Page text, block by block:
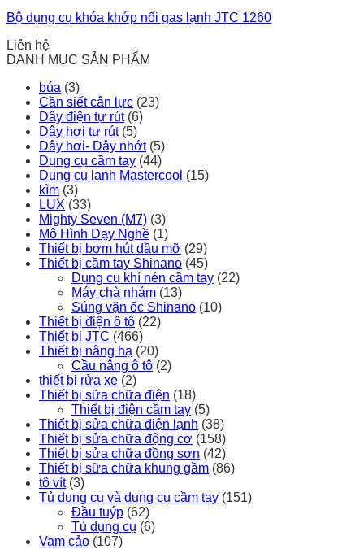
Bộ dụng cụ khóa khớp nối gas lạnh JTC 1260
Liên hệ
DANH MỤC SẢN PHẨM
búa (3)
Cần siết cân lực (23)
Dây điện tự rút (6)
Dây hơi tự rút (5)
Dây hơi- Dây nhớt (5)
Dụng cụ cầm tay (44)
Dụng cụ lạnh Mastercool (15)
kìm (3)
LUX (33)
Mighty Seven (M7) (3)
Mô Hình Dạy Nghề (1)
Thiết bị bơm hút dầu mỡ (29)
Thiết bị cầm tay Shinano (45)
Dụng cụ khí nén cầm tay (22)
Máy chà nhám (13)
Súng vặn ốc Shinano (10)
Thiết bị điện ô tô (22)
Thiết bị JTC (466)
Thiết bị nâng hạ (20)
Cầu nâng ô tô (2)
thiết bị rửa xe (2)
Thiết bị sữa chữa điện (18)
Thiết bị điện cầm tay (5)
Thiết bị sửa chữa điện lạnh (38)
Thiết bị sửa chữa động cơ (158)
Thiết bị sửa chữa đồng sơn (42)
Thiết bị sữa chữa khung gầm (86)
tô vít (3)
Tủ dụng cụ và dụng cụ cầm tay (151)
Đầu tuýp (62)
Tủ dụng cụ (6)
Vam cảo (107)